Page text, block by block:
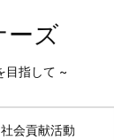
ーズ
目指して ~
社会貢献活動